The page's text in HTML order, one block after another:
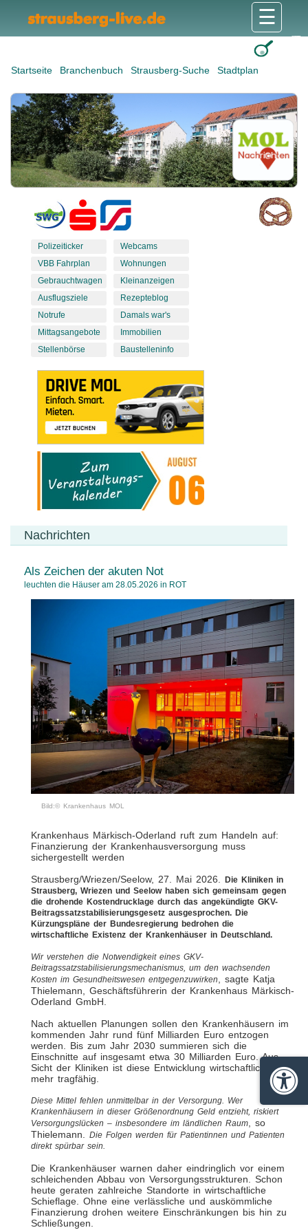
Startseite Branchenbuch Strausberg-Suche Stadtplan
☰
Polizeiticker
VBB Fahrplan
Gebrauchtwagen
Ausflugsziele
Notrufe
Mittagsangebote
Stellenbörse
Webcams
Wohnungen
Kleinanzeigen
Rezepteblog
Damals war's
Immobilien
Baustelleninfo
Nachrichten
Als Zeichen der akuten Not
leuchten die Häuser am 28.05.2026 in ROT
Bild:© Krankenhaus MOL
Krankenhaus Märkisch-Oderland ruft zum Handeln auf:
Finanzierung der Krankenhausversorgung muss
sichergestellt werden
Strausberg/Wriezen/Seelow, 27. Mai 2026.
Die Kliniken in
Strausberg, Wriezen und Seelow haben sich gemeinsam gegen
die drohende Kostendrucklage durch das angekündigte GKV-
Beitragssatzstabilisierungsgesetz ausgesprochen. Die
Kürzungspläne der Bundesregierung bedrohen die
wirtschaftliche Existenz der Krankenhäuser in Deutschland.
Wir verstehen die Notwendigkeit eines GKV-
Beitragssatzstabilisierungsmechanismus, um den wachsenden
Kosten im Gesundheitswesen entgegenzuwirken, sagte Katja
Thielemann, Geschäftsführerin der Krankenhaus Märkisch-
Oderland GmbH.
Nach aktuellen Planungen sollen den Krankenhäusern im
kommenden Jahr rund fünf Milliarden Euro entzogen
werden. Bis zum Jahr 2030 summieren sich die
Einschnitte auf insgesamt etwa 30 Milliarden Euro. Aus
Sicht der Kliniken ist diese Entwicklung wirtschaftlich nicht
mehr tragfähig.
Diese Mittel fehlen unmittelbar in der Versorgung. Wer
Krankenhäusern in dieser Größenordnung Geld entzieht, riskiert
Versorgungslücken – insbesondere im ländlichen Raum, so
Thielemann. Die Folgen werden für Patientinnen und Patienten
direkt spürbar sein.
Die Krankenhäuser warnen daher eindringlich vor einem
schleichenden Abbau von Versorgungsstrukturen. Schon
heute geraten zahlreiche Standorte in wirtschaftliche
Schieflage. Ohne eine verlässliche und auskömmliche
Finanzierung drohen weitere Einschränkungen bis hin zu
Schließungen.